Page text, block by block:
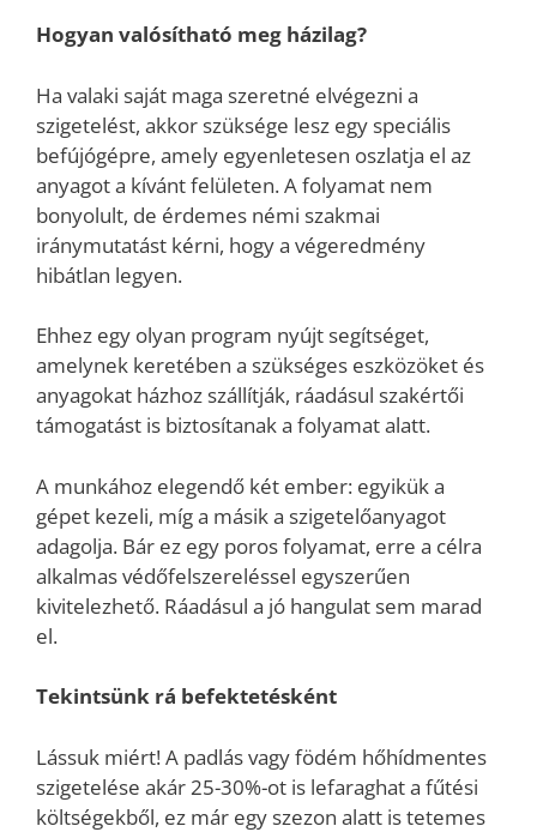
Hogyan valósítható meg házilag?
Ha valaki saját maga szeretné elvégezni a
szigetelést, akkor szüksége lesz egy speciális
befújógépre, amely egyenletesen oszlatja el az
anyagot a kívánt felületen. A folyamat nem
bonyolult, de érdemes némi szakmai
iránymutatást kérni, hogy a végeredmény
hibátlan legyen.
Ehhez egy olyan program nyújt segítséget,
amelynek keretében a szükséges eszközöket és
anyagokat házhoz szállítják, ráadásul szakértői
támogatást is biztosítanak a folyamat alatt.
A munkához elegendő két ember: egyikük a
gépet kezeli, míg a másik a szigetelőanyagot
adagolja. Bár ez egy poros folyamat, erre a célra
alkalmas védőfelszereléssel egyszerűen
kivitelezhető. Ráadásul a jó hangulat sem marad
el.
Tekintsünk rá befektetésként
Lássuk miért! A padlás vagy födém hőhídmentes
szigetelése akár 25-30%-ot is lefaraghat a fűtési
költségekből, ez már egy szezon alatt is tetemes